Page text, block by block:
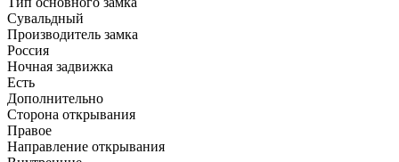
Сувальдный
Производитель замка
Россия
Ночная задвижка
Есть
Дополнительно
Сторона открывания
Правое
Направление открывания